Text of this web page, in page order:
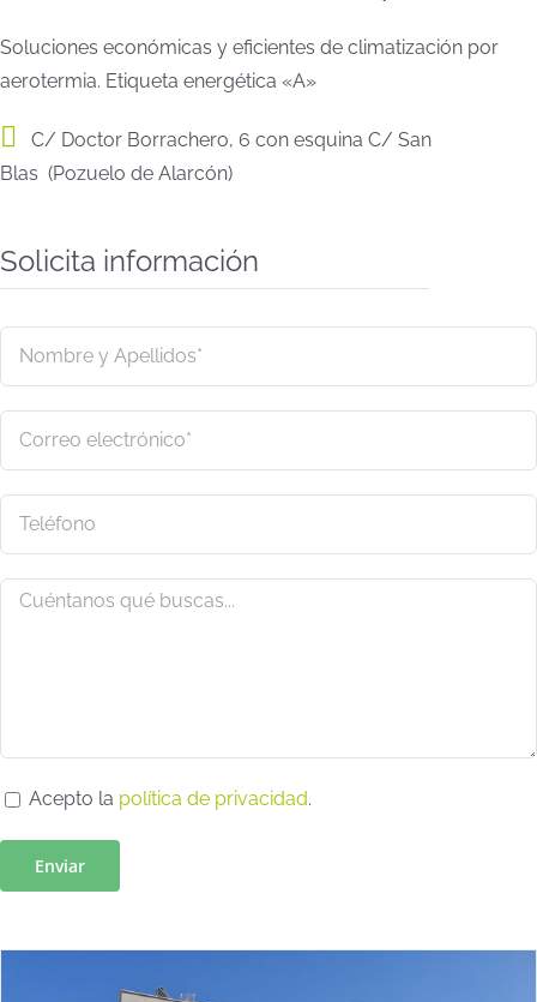
Soluciones económicas y eficientes de climatización por
aerotermia. Etiqueta energética «A»
C/ Doctor Borrachero, 6 con esquina C/ San
Blas (Pozuelo de Alarcón)
Solicita información
Acepto la política de privacidad.